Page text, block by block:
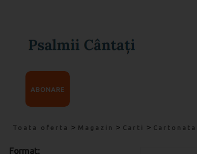
ABONARE
Toata oferta > Magazin > Carti > Cartonata
Format: